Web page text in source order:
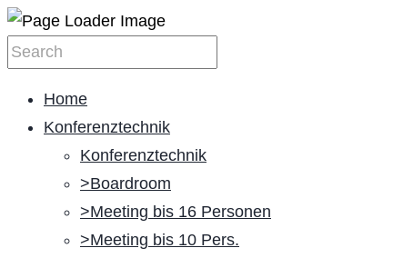
Home
Konferenztechnik
Konferenztechnik
>Boardroom
>Meeting bis 16 Personen
>Meeting bis 10 Pers.